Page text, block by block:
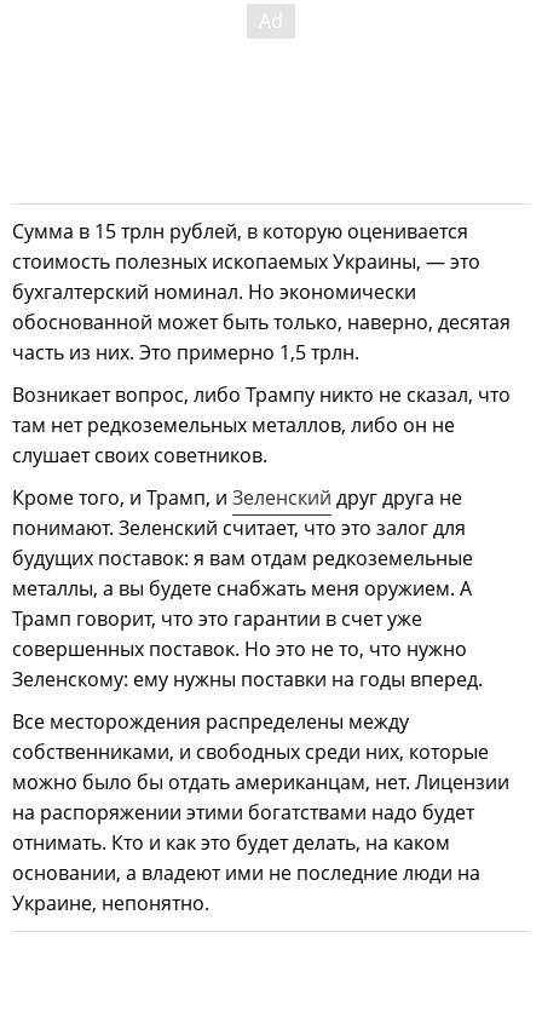
Сумма в 15 трлн рублей, в которую оценивается
стоимость полезных ископаемых Украины, — это
бухгалтерский номинал. Но экономически
обоснованной может быть только, наверно, десятая
часть из них. Это примерно 1,5 трлн.
Возникает вопрос, либо Трампу никто не сказал, что
там нет редкоземельных металлов, либо он не
слушает своих советников.
Кроме того, и Трамп, и Зеленский друг друга не
понимают. Зеленский считает, что это залог для
будущих поставок: я вам отдам редкоземельные
металлы, а вы будете снабжать меня оружием. А
Трамп говорит, что это гарантии в счет уже
совершенных поставок. Но это не то, что нужно
Зеленскому: ему нужны поставки на годы вперед.
Все месторождения распределены между
собственниками, и свободных среди них, которые
можно было бы отдать американцам, нет. Лицензии
на распоряжении этими богатствами надо будет
отнимать. Кто и как это будет делать, на каком
основании, а владеют ими не последние люди на
Украине, непонятно.